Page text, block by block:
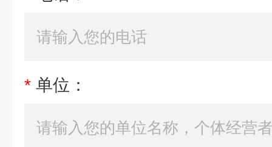
* 单位：